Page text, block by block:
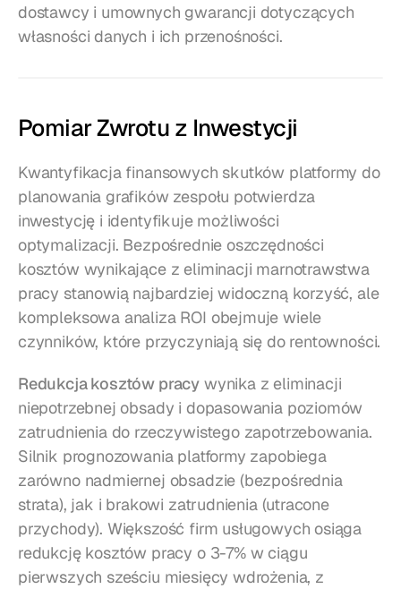
dostawcy i umownych gwarancji dotyczących
własności danych i ich przenośności.
Pomiar Zwrotu z Inwestycji
Kwantyfikacja finansowych skutków platformy do
planowania grafików zespołu potwierdza
inwestycję i identyfikuje możliwości
optymalizacji. Bezpośrednie oszczędności
kosztów wynikające z eliminacji marnotrawstwa
pracy stanowią najbardziej widoczną korzyść, ale
kompleksowa analiza ROI obejmuje wiele
czynników, które przyczyniają się do rentowności.
Redukcja kosztów pracy wynika z eliminacji
niepotrzebnej obsady i dopasowania poziomów
zatrudnienia do rzeczywistego zapotrzebowania.
Silnik prognozowania platformy zapobiega
zarówno nadmiernej obsadzie (bezpośrednia
strata), jak i brakowi zatrudnienia (utracone
przychody). Większość firm usługowych osiąga
redukcję kosztów pracy o 3-7% w ciągu
pierwszych sześciu miesięcy wdrożenia, z